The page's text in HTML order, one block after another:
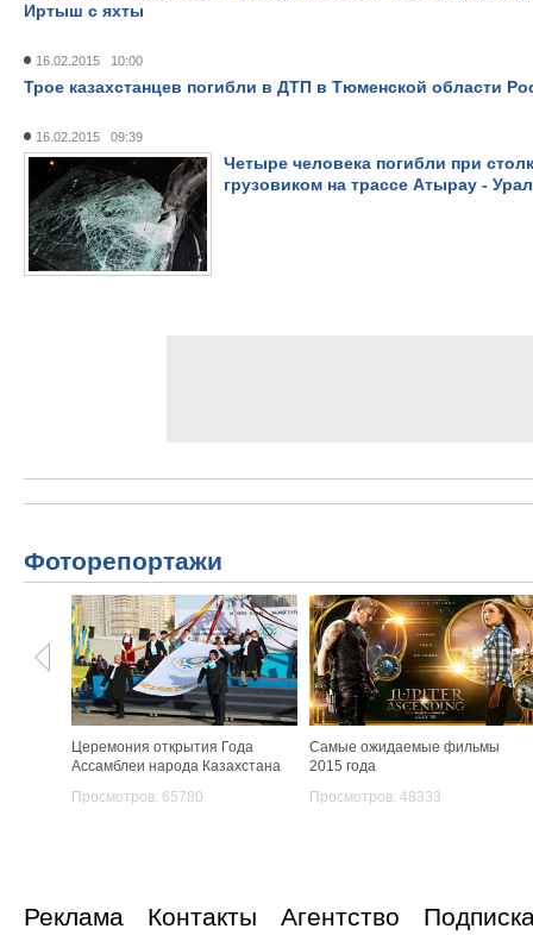
Иртыш с яхты
16.02.2015 10:00
Трое казахстанцев погибли в ДТП в Тюменской области
16.02.2015 09:39
Четыре человека погибли при
грузовиком на трассе Атырау -
Фоторепортажи
Церемония открытия Года
Ассамблеи народа Казахстана
Просмотров: 65780
Самые ожидаемые фильмы
2015 года
Просмотров: 48333
Реклама Контакты Агентство